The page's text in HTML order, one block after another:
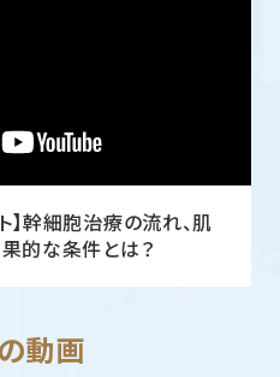
】幹細胞治療の流れ、肌
的な条件とは？
動画